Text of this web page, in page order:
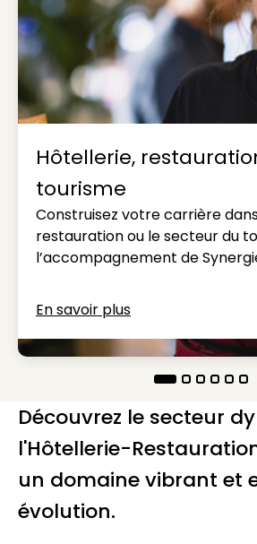
Hôtellerie,
tourisme
Construisez votre carrière
restauration ou le secteur du
l’accompagnement de
En savoir plus
Découvrez le secteur
l'Hôtellerie-
un domaine vibrant et
évolution.